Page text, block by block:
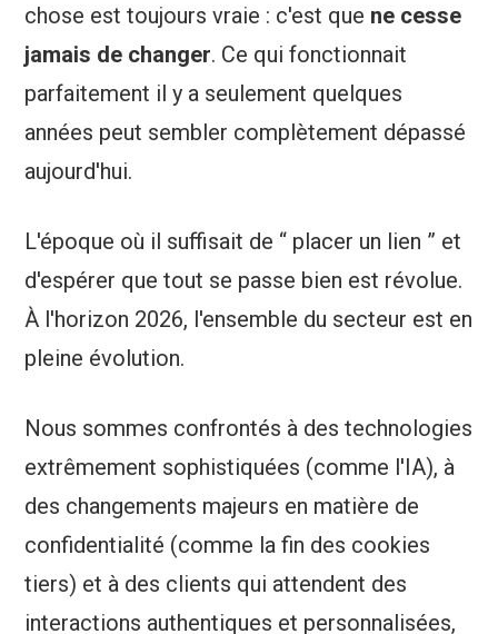
chose est toujours vraie : c'est que ne cesse
jamais de changer. Ce qui fonctionnait
parfaitement il y a seulement quelques
années peut sembler complètement dépassé
aujourd'hui.
L'époque où il suffisait de “ placer un lien ” et
d'espérer que tout se passe bien est révolue.
À l'horizon 2026, l'ensemble du secteur est en
pleine évolution.
Nous sommes confrontés à des technologies
extrêmement sophistiquées (comme l'IA), à
des changements majeurs en matière de
confidentialité (comme la fin des cookies
tiers) et à des clients qui attendent des
interactions authentiques et personnalisées,